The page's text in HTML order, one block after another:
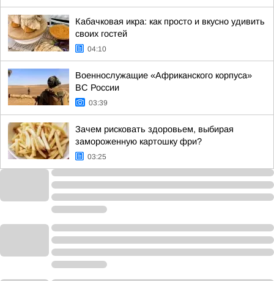
Кабачковая икра: как просто и вкусно удивить
своих гостей
04:10
Военнослужащие «Африканского корпуса»
ВС России
03:39
Зачем рисковать здоровьем, выбирая
замороженную картошку фри?
03:25